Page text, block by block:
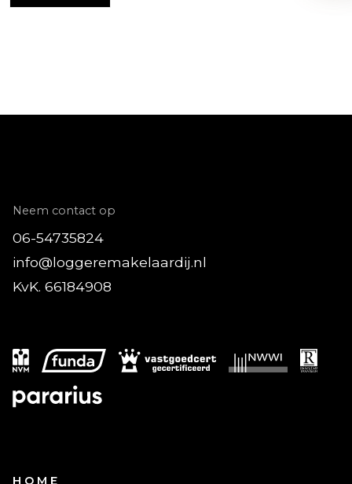
Neem contact op
06-54735824
info@loggeremakelaardij.nl
KvK. 66184908
HOME